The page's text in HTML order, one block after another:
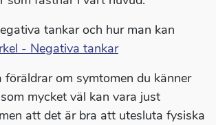
tankar och hur man kan
- Negativa tankar
föräldrar om symtomen du känner
mycket väl kan vara just
att det är bra att utesluta fysiska